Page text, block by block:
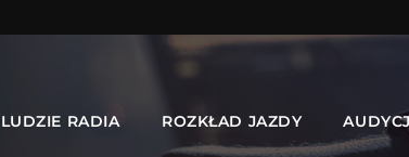
LUDZIE RADIA ROZKŁAD JAZDY